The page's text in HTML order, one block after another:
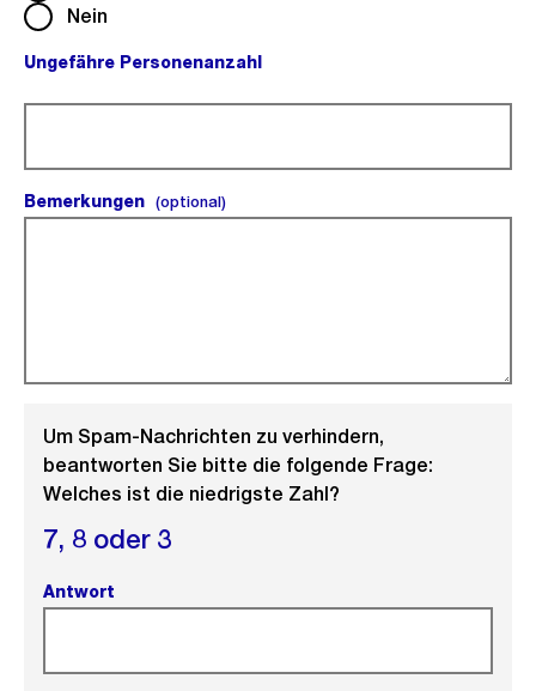
Nein
Ungefähre Personenanzahl
Bemerkungen (optional)(optional).
Um Spam-Nachrichten zu verhindern,
beantworten Sie bitte die folgende Frage:
Welches ist die niedrigste Zahl?
7, 8 oder 3
Antwort